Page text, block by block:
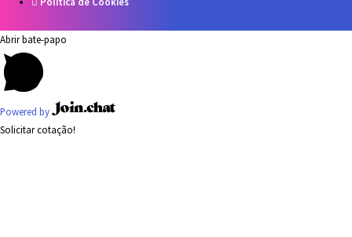
Abrir bate-papo
Powered by
Solicitar cotação!